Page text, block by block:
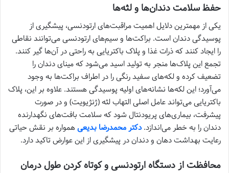
حفظ سلامت دندان‌ها و لثه‌ها
یکی از مهمترین دلایل اهمیت مراقبت‌های ارتودنسی، پیشگیری از
پوسیدگی دندان است. براکت‌ها و سیم‌های ارتودنسی می‌توانند نقاطی
را ایجاد کنند که ذرات غذا و پلاک باکتریایی به راحتی در آن‌ها گیر کنند.
تجمع این پلاک‌ها منجر به تولید اسید می‌شود که مینای دندان را
تضعیف کرده و لکه‌های سفید رنگی را در اطراف براکت‌ها به وجود
می‌آورد؛ این لکه‌ها نشانه‌های اولیه پوسیدگی هستند. علاوه بر این، پلاک
باکتریایی می‌تواند عامل اصلی التهاب لثه (ژنژیویت) و در صورت
پیشرفت، بیماری‌های پریودنتال شود که سلامت بافت‌های نگهدارنده
دندان را به خطر می‌اندازد.دکتر محمدرضا بدیعیهمواره بر نقش حیاتی
رعایت بهداشت دهان و دندان در پیشگیری از این عوارض تاکید دارد.
محافظت از دستگاه ارتودنسی و کوتاه کردن طول درمان